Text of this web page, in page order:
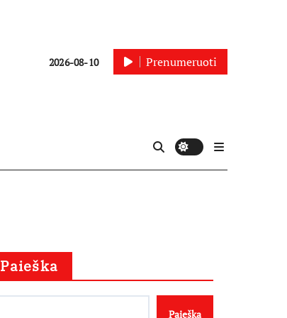
2026-08-10 Prenumeruoti
Paieška
Paieška